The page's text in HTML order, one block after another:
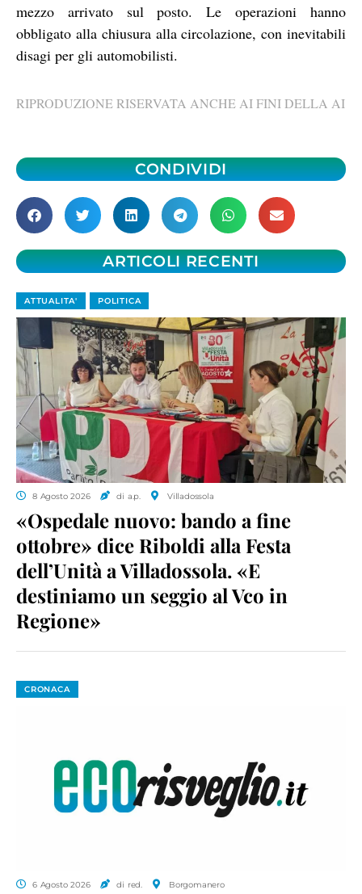
mezzo arrivato sul posto. Le operazioni hanno
obbligato alla chiusura alla circolazione, con inevitabili
disagi per gli automobilisti.
RIPRODUZIONE RISERVATA ANCHE AI FINI DELLA AI
CONDIVIDI
ARTICOLI RECENTI
ATTUALITA' POLITICA
8 Agosto 2026 di a.p. Villadossola
«Ospedale nuovo: bando a fine
ottobre» dice Riboldi alla Festa
dell’Unità a Villadossola. «E
destiniamo un seggio al Vco in
Regione»
CRONACA
6 Agosto 2026 di red. Borgomanero